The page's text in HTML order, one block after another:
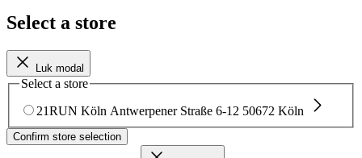
Select a store
Luk modal
Select a store
21RUN Köln Antwerpener Straße 6-12 50672 Köln
Confirm store selection